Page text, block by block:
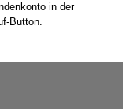
in der
Button.